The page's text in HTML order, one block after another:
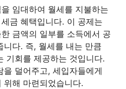
임대하여 월세를 지불하는
금 혜택입니다. 이 공제는
금액의 일부를 소득에서 공
니다. 즉, 월세를 내는 만큼
기회를 제공하는 것입니다.
덜어주고, 세입자들에게
위해 마련되었습니다.